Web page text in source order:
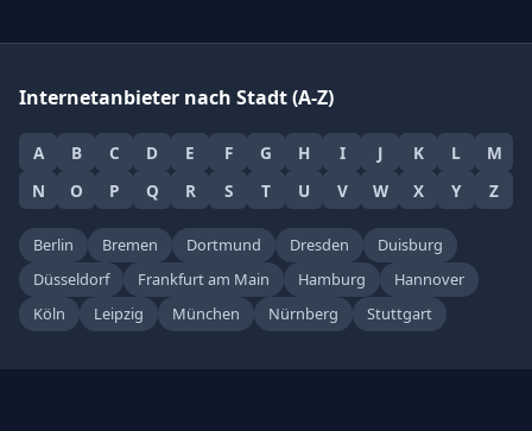
Internetanbieter nach Stadt (A-Z)
A B C D E F G H I J K L
M
N
O P Q R S T U V W X Y Z
Berlin Bremen Dortmund Dresden
Duisburg
Düsseldorf
Frankfurt am Main Hamburg
Hannover
Köln
Leipzig München Nürnberg Stuttgart